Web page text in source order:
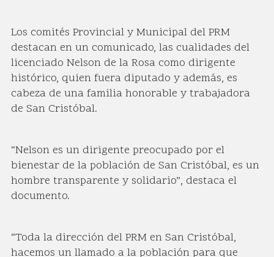
Los comités Provincial y Municipal del PRM
destacan en un comunicado, las cualidades del
licenciado Nelson de la Rosa como dirigente
histórico, quien fuera diputado y además, es
cabeza de una familia honorable y trabajadora
de San Cristóbal.
“Nelson es un dirigente preocupado por el
bienestar de la población de San Cristóbal, es un
hombre transparente y solidario”, destaca el
documento.
“Toda la dirección del PRM en San Cristóbal,
hacemos un llamado a la población para que